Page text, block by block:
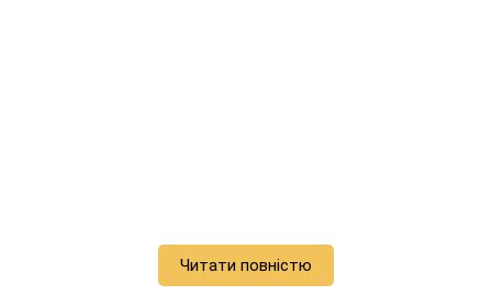
Читати повністю